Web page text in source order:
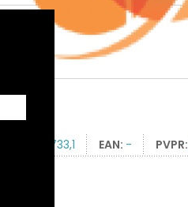
245733,1 EAN: - PVPR: